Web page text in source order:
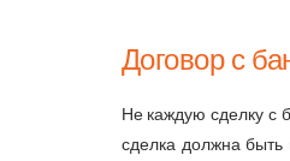
Договор с
Не каждую сделку с
сделка должна